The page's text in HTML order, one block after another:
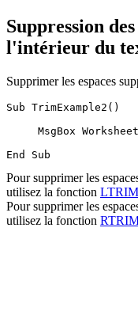
Suppression
l'intérieur du
Supprimer les espaces
Sub TrimExample2()
MsgBox
Pour supprimer les
utilisez la fonction LTRIM
Pour supprimer les
utilisez la fonction